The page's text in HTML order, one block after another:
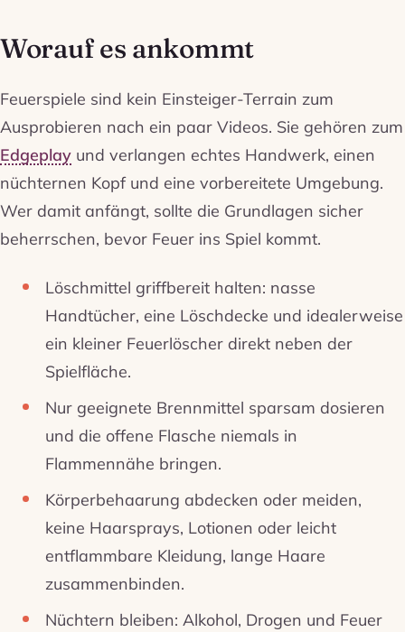
Worauf es ankommt
Feuerspiele sind kein Einsteiger-Terrain zum
Ausprobieren nach ein paar Videos. Sie gehören zum
Edgeplay und verlangen echtes Handwerk, einen
nüchternen Kopf und eine vorbereitete Umgebung.
Wer damit anfängt, sollte die Grundlagen sicher
beherrschen, bevor Feuer ins Spiel kommt.
Löschmittel griffbereit halten: nasse
Handtücher, eine Löschdecke und idealerweise
ein kleiner Feuerlöscher direkt neben der
Spielfläche.
Nur geeignete Brennmittel sparsam dosieren
und die offene Flasche niemals in
Flammennähe bringen.
Körperbehaarung abdecken oder meiden,
keine Haarsprays, Lotionen oder leicht
entflammbare Kleidung, lange Haare
zusammenbinden.
Nüchtern bleiben: Alkohol, Drogen und Feuer